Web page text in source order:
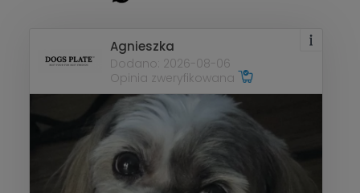
Agnieszka
Dodano: 2026-08-06
Opinia zweryfikowana